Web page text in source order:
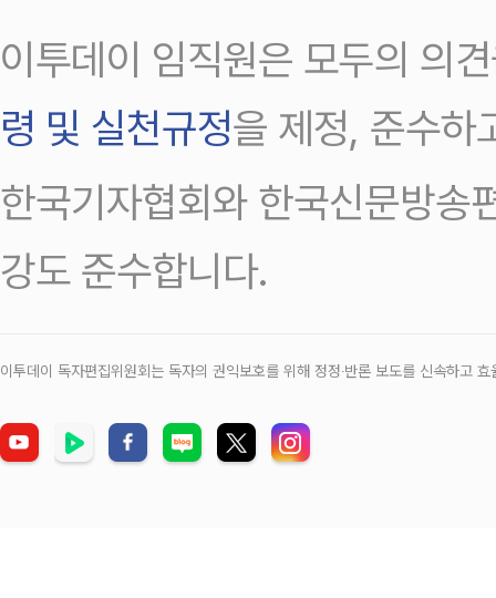
이투데이 임직원은 모두의 의
령 및 실천규정을 제정, 준수하
한국기자협회와 한국신문방송
강도 준수합니다.
이투데이 독자편집위원회는 독자의 권익보호를 위해 정정‧반론 보도를 신속하고